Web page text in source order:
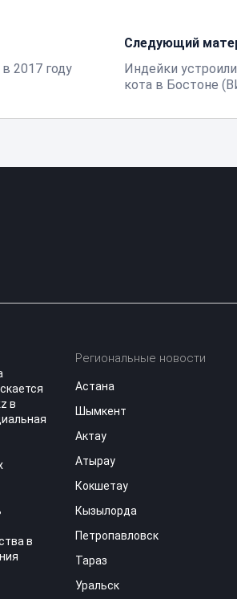
2017 году
Следующий
Индейки
кота в Бостоне
в
в
Региональные новости
Астана
Шымкент
Актау
Атырау
Кокшетау
Кызылорда
Петропавловск
Тараз
Уральск